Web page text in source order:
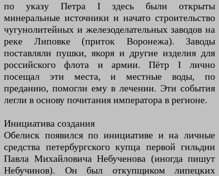
по указу Петра I здесь были открыты
минеральные источники и начато строительство
чугунолитейных и железоделательных заводов на
реке Липовке (приток Воронежа). Заводы
поставляли пушки, якоря и другие изделия для
российского флота и армии. Пётр I лично
посещал эти места, и местные воды, по
преданию, помогли ему в лечении. Эти события
легли в основу почитания императора в регионе.
Инициатива создания
Обелиск появился по инициативе и на личные
средства петербургского купца первой гильдии
Павла Михайловича Небученова (иногда пишут
Небучинов). Он был откупщиком липецких